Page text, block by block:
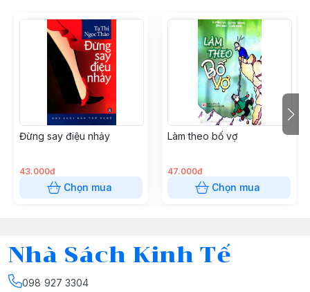
Đừng say điệu nhảy
43.000đ
Chọn mua
Làm theo bố vợ
47.000đ
Chọn mua
Nhà Sách Kinh Tế
098 927 3304